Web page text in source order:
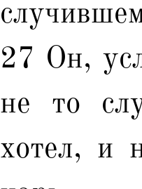
27 Он,
не то
хотел, и